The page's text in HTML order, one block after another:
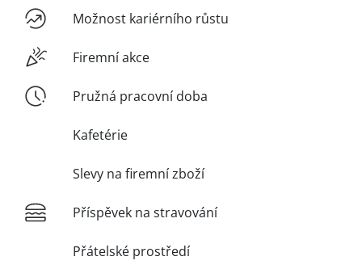
Možnost kariérního růstu
Firemní akce
Pružná pracovní doba
Kafetérie
Slevy na firemní zboží
Příspěvek na stravování
Přátelské prostředí